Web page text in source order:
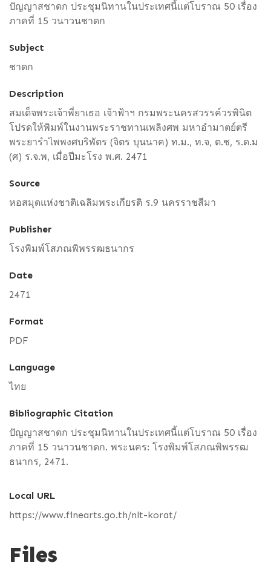
ปัญญาสชาดก ประชุมนิทานในประเทศนี้แต่โบราณ 50 เรื่อง
ภาคที่ 15 วนาวนชาดก
Subject
ชาดก
Description
สมเด็จพระเจ้าพี่ยาเธอ เจ้าฟ้าฯ กรมพระนครสวรรค์วรพินิต
โปรดให้พิมพ์ในงานพระราชทานเพลิงศพ มหาอำมาตย์ตรี
พระยารำไพพงศบริพัตร (จิตร บุนนาค) ท.ม., ท.จ, ต.ช, ร.ด.ม
(ศ) ร.จ.พ, เมื่อปีมะโรง พ.ศ. 2471
Source
หอสมุดแห่งชาติเฉลิมพระเกียรติ ร.9 นครราชสีมา
Publisher
โรงพิมพ์โสภณพิพรรฒธนากร
Date
2471
Format
PDF
Language
ไทย
Bibliographic Citation
ปัญญาสชาดก ประชุมนิทานในประเทศนี้แต่โบราณ 50 เรื่อง
ภาคที่ 15 วนาวนชาดก. พระนคร: โรงพิมพ์โสภณพิพรรฒ
ธนากร, 2471.
Local URL
https://www.finearts.go.th/nlt-korat/
Files